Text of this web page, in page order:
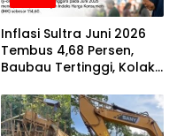
Inflasi Sultra Juni 2026
Tembus 4,68 Persen,
Baubau Tertinggi, Kolaka